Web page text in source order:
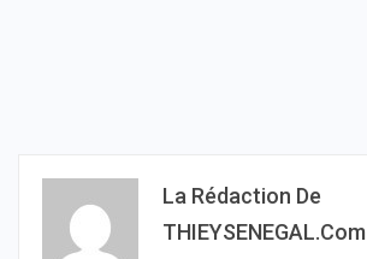
La Rédaction De
THIEYSENEGAL.com